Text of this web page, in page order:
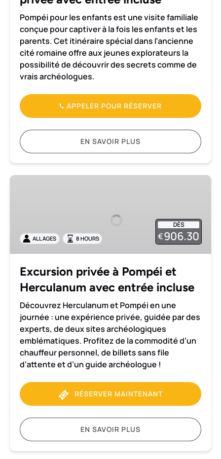
Pompéi pour les enfants est une visite familiale
conçue pour captiver à la fois les enfants et les
parents. Cet itinéraire spécial dans l’ancienne
cité romaine offre aux jeunes explorateurs la
possibilité de découvrir des secrets comme de
vrais archéologues.
APPELER POUR RÉSERVER
EN SAVOIR PLUS
Excursion
Herculanum
avec
incluse
DÈS
€906.30
ALL AGES 8 HOURS
Excursion privée à Pompéi et
Herculanum avec entrée incluse
Découvrez Herculanum et Pompéi en une
journée : une expérience privée, guidée par des
experts, de deux sites archéologiques
emblématiques. Profitez de la commodité d’un
chauffeur personnel, de billets sans file
d’attente et d’un guide archéologue !
RÉSERVER MAINTENANT
EN SAVOIR PLUS